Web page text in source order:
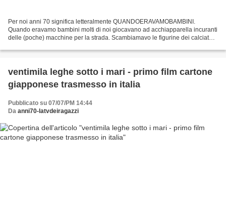
Per noi anni 70 significa letteralmente QUANDOERAVAMOBAMBINI.
Quando eravamo bambini molti di noi giocavano ad acchiapparella incuranti
delle (poche) macchine per la strada. Scambiamavo le figurine dei calciatori
ventimila leghe sotto i mari - primo film cartone
giapponese trasmesso in italia
Pubblicato su 07/07/PM 14:44
Da anni70-latvdeiragazzi